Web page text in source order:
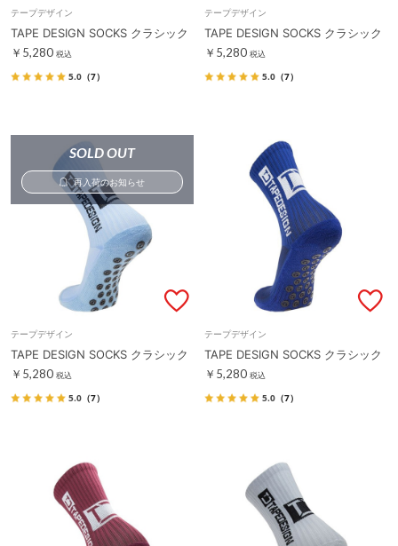
テープデザイン
TAPE DESIGN SOCKS クラシック
￥5,280 税込
5.0 （7）
テープデザイン
TAPE DESIGN SOCKS クラシック
￥5,280 税込
5.0 （7）
SOLD OUT
再入荷のお知らせ
テープデザイン
TAPE DESIGN SOCKS クラシック
￥5,280 税込
5.0 （7）
テープデザイン
TAPE DESIGN SOCKS クラシック
￥5,280 税込
5.0 （7）